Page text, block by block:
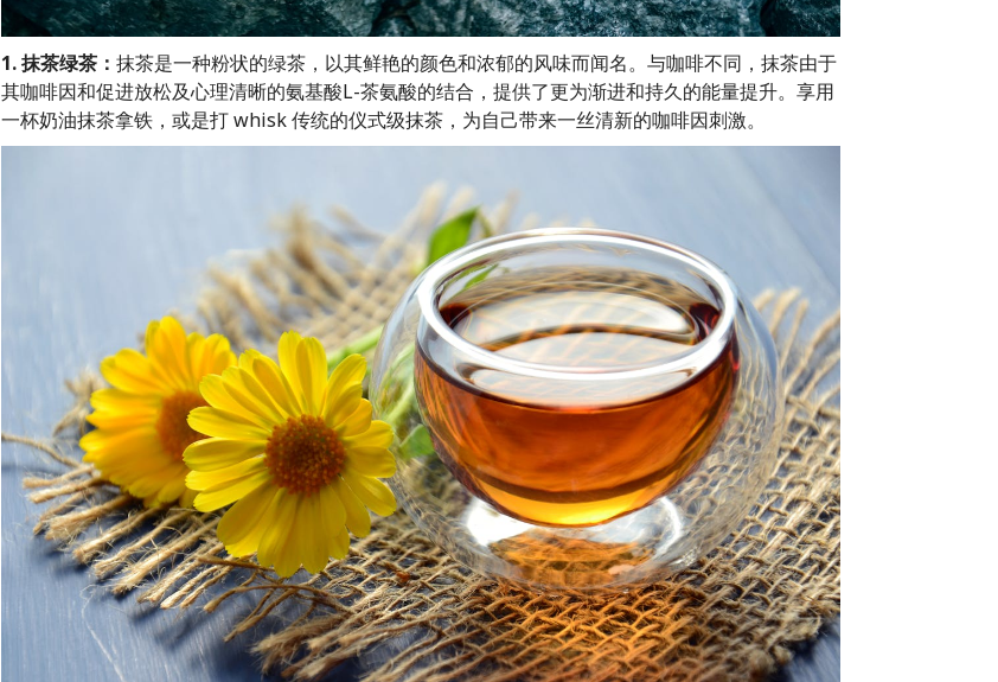
1. 抹茶绿茶： 抹茶是一种粉状的绿茶，以其鲜艳的颜色和浓郁的风味而闻名。与咖啡不同，抹茶由于
其咖啡因和促进放松及心理清晰的氨基酸L-茶氨酸的结合，提供了更为渐进和持久的能量提升。享用
一杯奶油抹茶拿铁，或是打 whisk 传统的仪式级抹茶，为自己带来一丝清新的咖啡因刺激。